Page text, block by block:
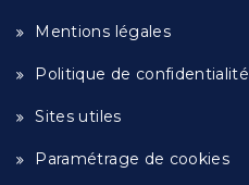
Mentions légales
Politique de confidentialité
Sites utiles
Paramétrage de cookies